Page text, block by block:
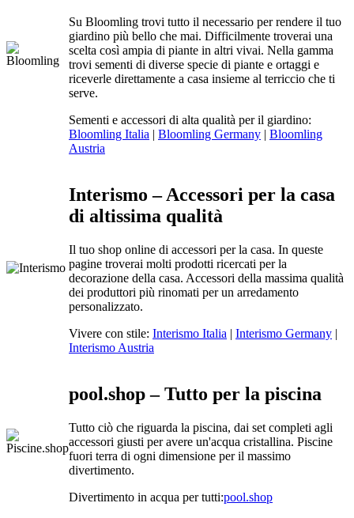
Su Bloomling trovi tutto il necessario per rendere il tuo
giardino più bello che mai. Difficilmente troverai una
scelta così ampia di piante in altri vivai. Nella gamma
trovi sementi di diverse specie di piante e ortaggi e
riceverle direttamente a casa insieme al terriccio che ti
serve.
Sementi e accessori di alta qualità per il giardino:
Bloomling Italia | Bloomling Germany | Bloomling
Austria
Interismo – Accessori per la casa
di altissima qualità
Il tuo shop online di accessori per la casa. In queste
pagine troverai molti prodotti ricercati per la
decorazione della casa. Accessori della massima qualità
dei produttori più rinomati per un arredamento
personalizzato.
Vivere con stile: Interismo Italia | Interismo Germany |
Interismo Austria
pool.shop – Tutto per la piscina
Tutto ciò che riguarda la piscina, dai set completi agli
accessori giusti per avere un'acqua cristallina. Piscine
fuori terra di ogni dimensione per il massimo
divertimento.
Divertimento in acqua per tutti:pool.shop